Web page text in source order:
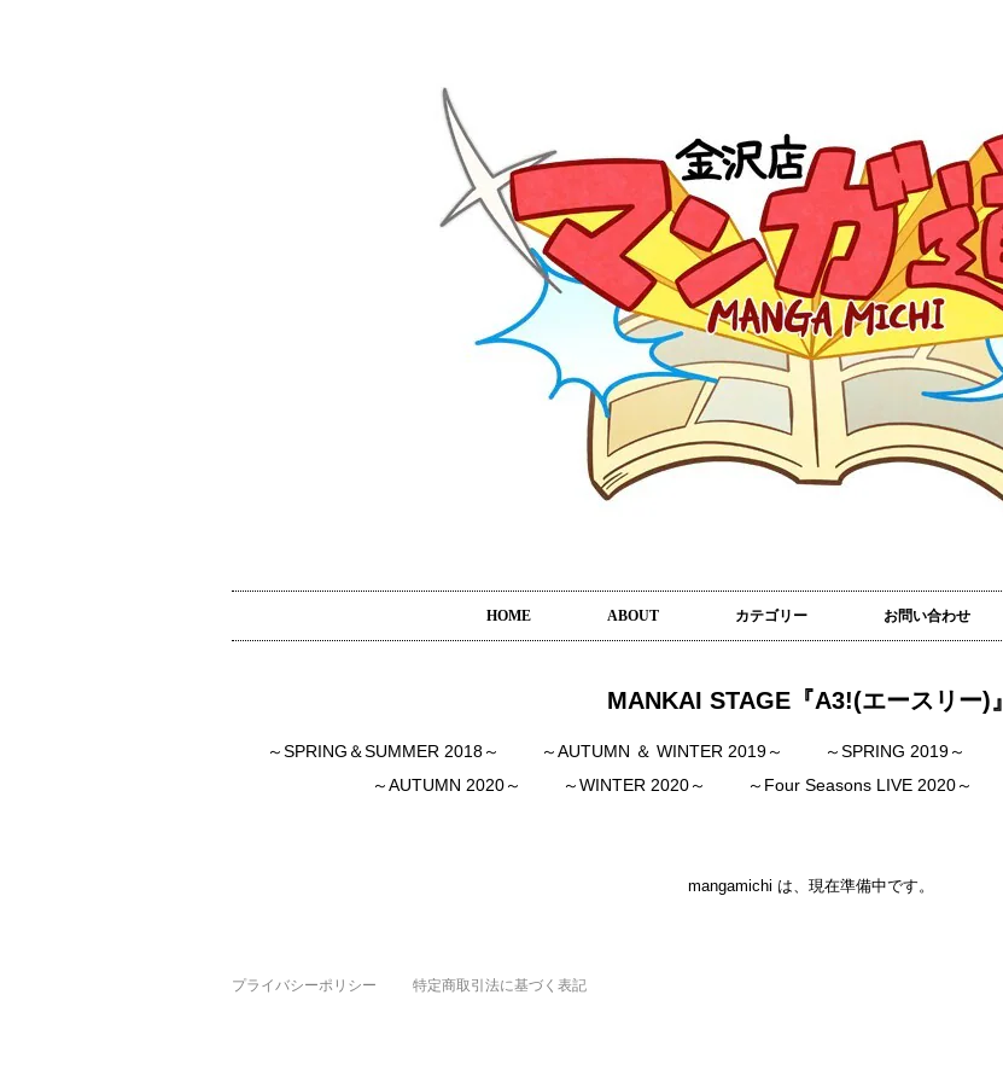
HOME ABOUT カテゴリー お問い合わせ
MANKAI STAGE『A3!(エースリー)』
～SPRING＆SUMMER 2018～ ～AUTUMN ＆ WINTER 2019～ ～SPRING 2019～
～AUTUMN 2020～
～WINTER 2020～ ～Four Seasons LIVE 2020～
mangamichi は、現在準備中です。
プライバシーポリシー 特定商取引法に基づく表記